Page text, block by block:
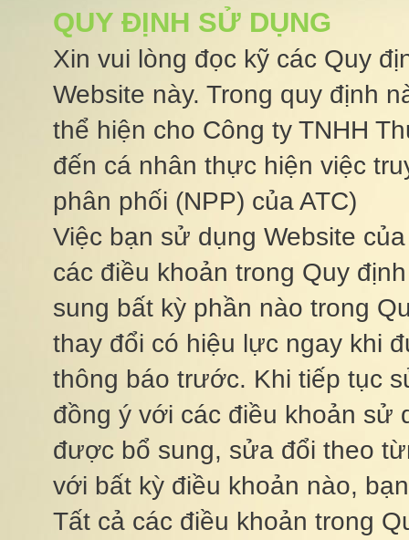
QUY ĐỊNH SỬ DỤNG
Xin vui lòng đọc kỹ các Quy
Website này. Trong quy định
thể hiện cho Công ty TNHH
đến cá nhân thực hiện việc
phân phối (NPP) của ATC)
Việc bạn sử dụng Website
các điều khoản trong Quy
sung bất kỳ phần nào trong
thay đổi có hiệu lực ngay khi
thông báo trước. Khi tiếp tục
đồng ý với các điều khoản sử
được bổ sung, sửa đổi theo
với bất kỳ điều khoản nào,
Tất cả các điều khoản trong